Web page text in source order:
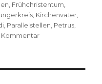
Frühchristentum
Kirchenväter
Parallelstellen Petrus
zu